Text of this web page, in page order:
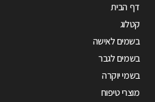
דף הבית
קטלוג
בשמים לאישה
בשמים לגבר
בשמי יוקרה
מוצרי טיפוח